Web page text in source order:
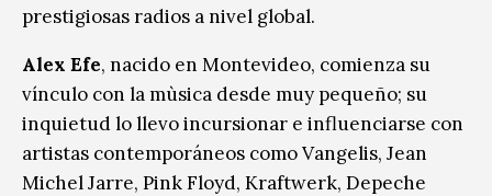
prestigiosas radios a nivel global.
Alex Efe, nacido en Montevideo, comienza su
vínculo con la mùsica desde muy pequeño; su
inquietud lo llevo incursionar e influenciarse con
artistas contemporáneos como Vangelis, Jean
Michel Jarre, Pink Floyd, Kraftwerk, Depeche